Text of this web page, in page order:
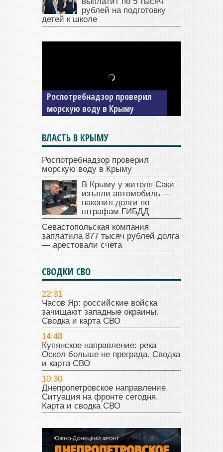
рублей на подготовку
детей к школе
Роспотребнадзор проверил
морскую воду в Крыму
В Крыму у жителя Саки
изъяли автомобиль —
накопил долги по штрафам
ГИБДД
ВЛАСТЬ В КРЫМУ
Роспотребнадзор проверил
морскую воду в Крыму
В Крыму у жителя Саки
изъяли автомобиль —
накопил долги по
штрафам ГИБДД
Севастопольская компания
заплатила 877 тысяч рублей долга
— арестовали счета
СВОДКИ СВО
22:31
Часов Яр: российские войска
зачищают западные окраины.
Сводка и карта СВО
14:48
Купянское направление: река
Оскол больше не преграда. Сводка
и карта СВО
10:30
Днепропетровское направление.
Ситуация на фронте сегодня.
Карта и сводка СВО